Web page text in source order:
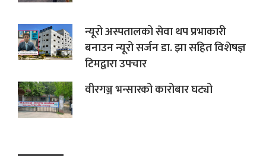
न्यूरो अस्पतालको सेवा थप प्रभाकारी
बनाउन न्यूरो सर्जन डा. झा सहित विशेषज्ञ
टिमद्वारा उपचार
वीरगञ्ज भन्सारको कारोबार घट्यो